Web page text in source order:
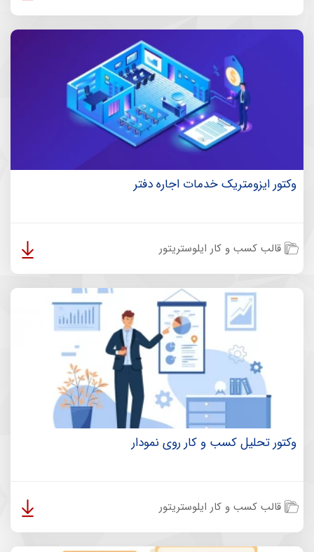
وکتور ایزومتریک خدمات اجاره دفتر
قالب کسب و کار ایلوستریتور
وکتور تحلیل کسب و کار روی نمودار
قالب کسب و کار ایلوستریتور